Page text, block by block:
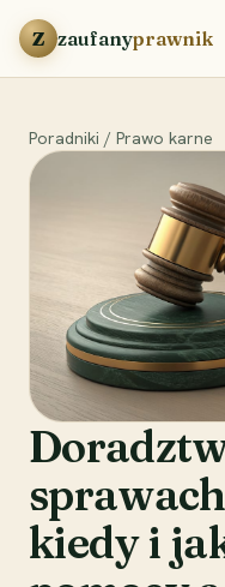
Przejdź do treści
Z zaufanyprawnik
Poradniki / Prawo karne
kiedy i